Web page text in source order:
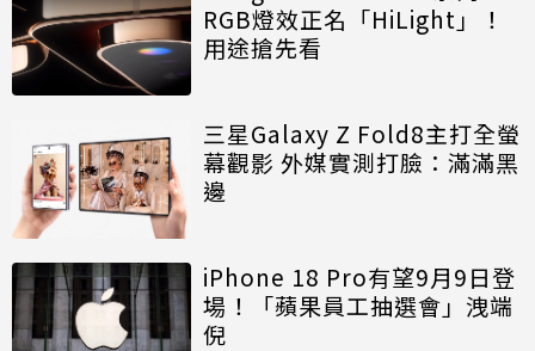
RGB燈效正名「HiLight」！
用途搶先看
三星Galaxy Z Fold8主打全螢
幕觀影 外媒實測打臉：滿滿黑
邊
iPhone 18 Pro有望9月9日登
場！「蘋果員工抽選會」洩端
倪